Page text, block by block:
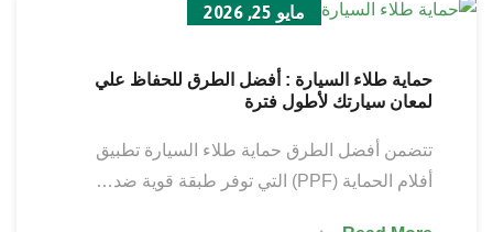
مايو 25, 2026
حماية طلاء السيارة : أفضل الطرق للحفاظ علي
لمعان سيارتك لأطول فترة
تتضمن أفضل الطرق حماية طلاء السيارة تطبيق
أفلام الحماية (PPF) التي توفر طبقة قوية ضد…